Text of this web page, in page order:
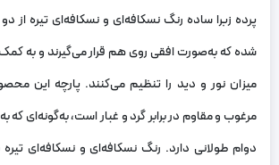
پرده زبرا ساده رنگ نسکافه‌ای و نسکافه‌ای تیره از
شده که به‌صورت افقی روی هم قرار می‌گیرند و به کمک
میزان نور و دید را تنظیم می‌کنند. پارچه این
مرغوب و مقاوم در برابر گرد و غبار است، به‌گونه‌ای که
دوام طولانی دارد. رنگ نسکافه‌ای و نسکافه‌ای